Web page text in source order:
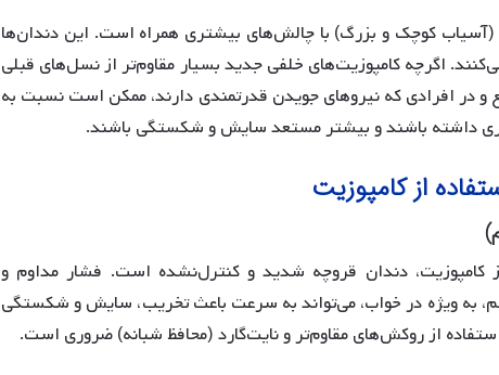
(آسیاب کوچک و بزرگ) با چالش‌های بیشتری همراه است. این دندان‌ها
اگرچه کامپوزیت‌های خلفی جدید بسیار مقاوم‌تر از نسل‌های قبلی
و در افرادی که نیروهای جویدن قدرتمندی دارند، ممکن است نسبت به
داشته باشند و بیشتر مستعد سایش و شکستگی باشند.
از کامپوزیت
کامپوزیت، دندان قروچه شدید و کنترل‌نشده است. فشار مداوم و
به ویژه در خواب، می‌تواند به سرعت باعث تخریب، سایش و شکستگی
از روکش‌های مقاوم‌تر و نایت‌گارد (محافظ شبانه) ضروری است.